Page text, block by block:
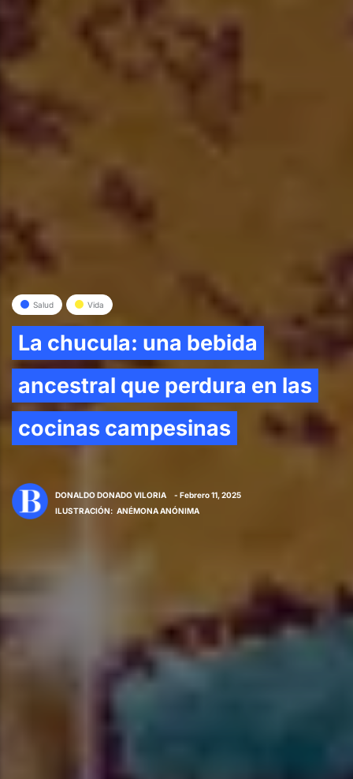
Salud Vida
La chucula: una bebida
ancestral que perdura en las
cocinas campesinas
DONALDO DONADO VILORIA
- Febrero 11, 2025
ILUSTRACIÓN: ANÉMONA ANÓNIMA